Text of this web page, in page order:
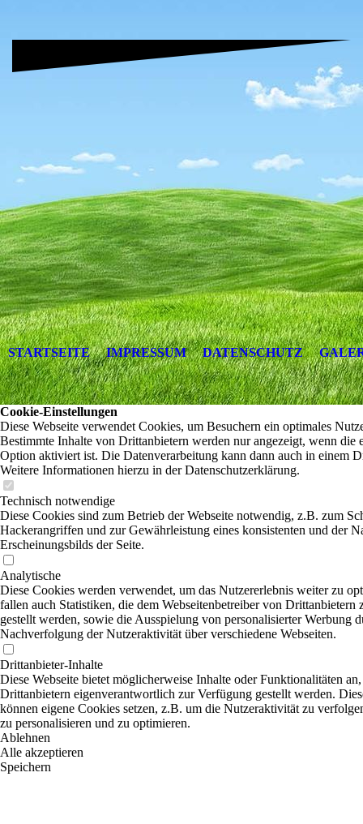
STARTSEITE IMPRESSUM DATENSCHUTZ
Cookie-Einstellungen
Diese Webseite verwendet Cookies, um Besuchern ein optimales
Bestimmte Inhalte von Drittanbietern werden nur angezeigt, wenn die
Option aktiviert ist. Die Datenverarbeitung kann dann auch in einem
Weitere Informationen hierzu in der Datenschutzerklärung.
Technisch notwendige
Diese Cookies sind zum Betrieb der Webseite notwendig, z.B. zum
Hackerangriffen und zur Gewährleistung eines konsistenten und der
Erscheinungsbilds der Seite.
Analytische
Diese Cookies werden verwendet, um das Nutzererlebnis weiter zu
fallen auch Statistiken, die dem Webseitenbetreiber von Drittanbietern
gestellt werden, sowie die Ausspielung von personalisierter Werbung
Nachverfolgung der Nutzeraktivität über verschiedene Webseiten.
Drittanbieter-Inhalte
Diese Webseite bietet möglicherweise Inhalte oder Funktionalitäten
Drittanbietern eigenverantwortlich zur Verfügung gestellt werden.
können eigene Cookies setzen, z.B. um die Nutzeraktivität zu
zu personalisieren und zu optimieren.
Ablehnen
Alle akzeptieren
Speichern